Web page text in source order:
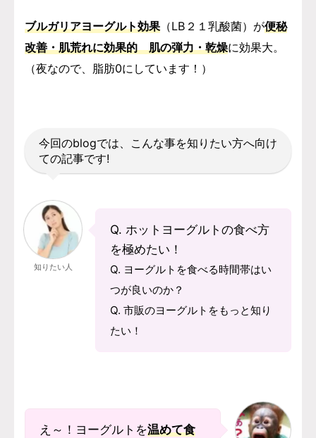
ブルガリアヨーグルト効果（LB２１乳酸菌）が便秘
改善・肌荒れに効果的 肌の弾力・乾燥に効果大。
（夜なので、脂肪0にしています！）
今回のblogでは、こんな事を知りたい方へ向け
ての記事です!
知りたい人
Q. ホットヨーグルトの食べ方
を極めたい！
Q. ヨーグルトを食べる時間帯はい
つが良いのか？
Q. 市販のヨーグルトをもっと知り
たい！
え～！ヨーグルトを温めて食